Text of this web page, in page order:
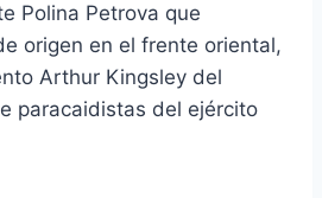
Polina Petrova que
origen en el frente oriental,
Arthur Kingsley del
paracaidistas del ejército